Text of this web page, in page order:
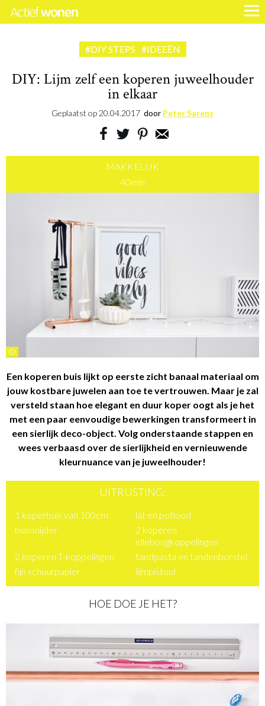
#DIY STEPS #IDEEËN
DIY: Lijm zelf een koperen juweelhouder
in elkaar
Geplaatst op 20.04.2017 door Peter Sarens
MAKKELIJK
40min
©
Een koperen buis lijkt op eerste zicht banaal materiaal om
jouw kostbare juwelen aan toe te vertrouwen. Maar je zal
versteld staan hoe elegant en duur koper oogt als je het
met een paar eenvoudige bewerkingen transformeert in
een sierlijk deco-object. Volg onderstaande stappen en
wees verbaasd over de sierlijkheid en vernieuwende
kleurnuance van je juweelhouder!
UITRUSTING:
1 koperbuis van 100cm.
lat en potlood
buissnijder
2 koperen
elleboogkoppelingen
2 koperen T-koppelingen
tandpasta en tandenborstel
fijn schuurpapier
lijmpistool
HOE DOE JE HET?